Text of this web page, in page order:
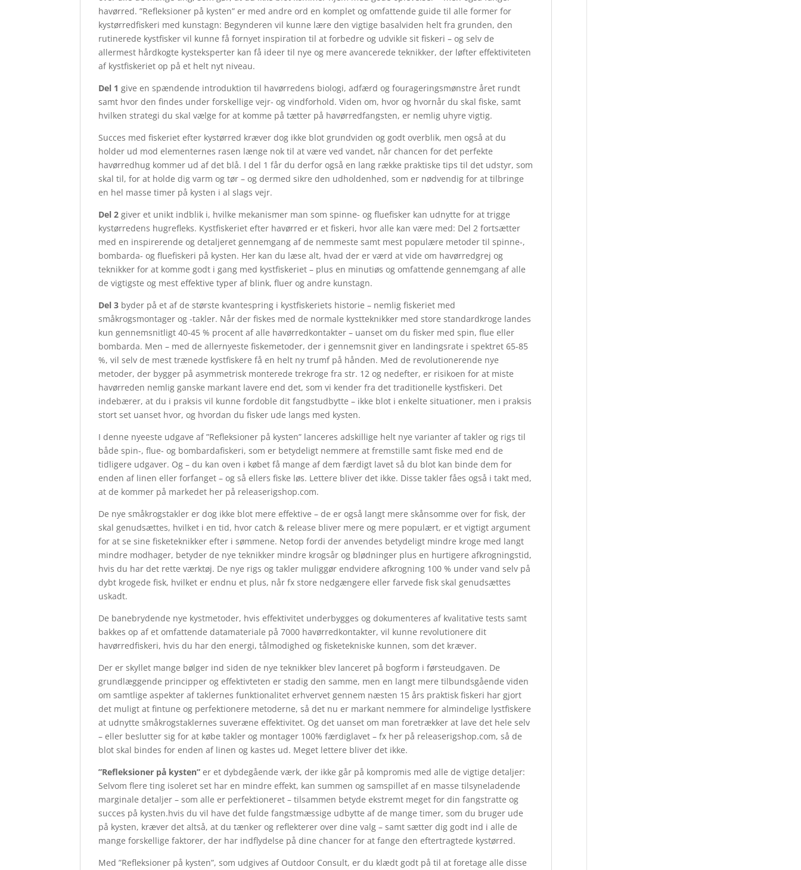
havørred. ”Refleksioner på kysten” er med andre ord en komplet og omfattende guide til alle former for
kystørredfiskeri med kunstagn: Begynderen vil kunne lære den vigtige basalviden helt fra grunden, den
rutinerede kystfisker vil kunne få fornyet inspiration til at forbedre og udvikle sit fiskeri – og selv de
allermest hårdkogte kysteksperter kan få ideer til nye og mere avancerede teknikker, der løfter effektiviteten
af kystfiskeriet op på et helt nyt niveau.
Del 1 give en spændende introduktion til havørredens biologi, adfærd og fourageringsmønstre året rundt
samt hvor den findes under forskellige vejr- og vindforhold. Viden om, hvor og hvornår du skal fiske, samt
hvilken strategi du skal vælge for at komme på tætter på havørredfangsten, er nemlig uhyre vigtig.
Succes med fiskeriet efter kystørred kræver dog ikke blot grundviden og godt overblik, men også at du
holder ud mod elementernes rasen længe nok til at være ved vandet, når chancen for det perfekte
havørredhug kommer ud af det blå. I del 1 får du derfor også en lang række praktiske tips til det udstyr, som
skal til, for at holde dig varm og tør – og dermed sikre den udholdenhed, som er nødvendig for at tilbringe
en hel masse timer på kysten i al slags vejr.
Del 2 giver et unikt indblik i, hvilke mekanismer man som spinne- og fluefisker kan udnytte for at trigge
kystørredens hugrefleks. Kystfiskeriet efter havørred er et fiskeri, hvor alle kan være med: Del 2 fortsætter
med en inspirerende og detaljeret gennemgang af de nemmeste samt mest populære metoder til spinne-,
bombarda- og fluefiskeri på kysten. Her kan du læse alt, hvad der er værd at vide om havørredgrej og
teknikker for at komme godt i gang med kystfiskeriet – plus en minutiøs og omfattende gennemgang af alle
de vigtigste og mest effektive typer af blink, fluer og andre kunstagn.
Del 3 byder på et af de største kvantespring i kystfiskeriets historie – nemlig fiskeriet med
småkrogsmontager og -takler. Når der fiskes med de normale kystteknikker med store standardkroge landes
kun gennemsnitligt 40-45 % procent af alle havørredkontakter – uanset om du fisker med spin, flue eller
bombarda. Men – med de allernyeste fiskemetoder, der i gennemsnit giver en landingsrate i spektret 65-85
%, vil selv de mest trænede kystfiskere få en helt ny trumf på hånden. Med de revolutionerende nye
metoder, der bygger på asymmetrisk monterede trekroge fra str. 12 og nedefter, er risikoen for at miste
havørreden nemlig ganske markant lavere end det, som vi kender fra det traditionelle kystfiskeri. Det
indebærer, at du i praksis vil kunne fordoble dit fangstudbytte – ikke blot i enkelte situationer, men i praksis
stort set uanset hvor, og hvordan du fisker ude langs med kysten.
I denne nyeeste udgave af ”Refleksioner på kysten” lanceres adskillige helt nye varianter af takler og rigs til
både spin-, flue- og bombardafiskeri, som er betydeligt nemmere at fremstille samt fiske med end de
tidligere udgaver. Og – du kan oven i købet få mange af dem færdigt lavet så du blot kan binde dem for
enden af linen eller forfanget – og så ellers fiske løs. Lettere bliver det ikke. Disse takler fåes også i takt med,
at de kommer på markedet her på releaserigshop.com.
De nye småkrogstakler er dog ikke blot mere effektive – de er også langt mere skånsomme over for fisk, der
skal genudsættes, hvilket i en tid, hvor catch & release bliver mere og mere populært, er et vigtigt argument
for at se sine fisketeknikker efter i sømmene. Netop fordi der anvendes betydeligt mindre kroge med langt
mindre modhager, betyder de nye teknikker mindre krogsår og blødninger plus en hurtigere afkrogningstid,
hvis du har det rette værktøj. De nye rigs og takler muliggør endvidere afkrogning 100 % under vand selv på
dybt krogede fisk, hvilket er endnu et plus, når fx store nedgængere eller farvede fisk skal genudsættes
uskadt.
De banebrydende nye kystmetoder, hvis effektivitet underbygges og dokumenteres af kvalitative tests samt
bakkes op af et omfattende datamateriale på 7000 havørredkontakter, vil kunne revolutionere dit
havørredfiskeri, hvis du har den energi, tålmodighed og fisketekniske kunnen, som det kræver.
Der er skyllet mange bølger ind siden de nye teknikker blev lanceret på bogform i førsteudgaven. De
grundlæggende principper og effektivteten er stadig den samme, men en langt mere tilbundsgående viden
om samtlige aspekter af taklernes funktionalitet erhvervet gennem næsten 15 års praktisk fiskeri har gjort
det muligt at fintune og perfektionere metoderne, så det nu er markant nemmere for almindelige lystfiskere
at udnytte småkrogstaklernes suveræne effektivitet. Og det uanset om man foretrækker at lave det hele selv
– eller beslutter sig for at købe takler og montager 100% færdiglavet – fx her på releaserigshop.com, så de
blot skal bindes for enden af linen og kastes ud. Meget lettere bliver det ikke.
”Refleksioner på kysten” er et dybdegående værk, der ikke går på kompromis med alle de vigtige detaljer:
Selvom flere ting isoleret set har en mindre effekt, kan summen og samspillet af en masse tilsyneladende
marginale detaljer – som alle er perfektioneret – tilsammen betyde ekstremt meget for din fangstratte og
succes på kysten.hvis du vil have det fulde fangstmæssige udbytte af de mange timer, som du bruger ude
på kysten, kræver det altså, at du tænker og reflekterer over dine valg – samt sætter dig godt ind i alle de
mange forskellige faktorer, der har indflydelse på dine chancer for at fange den eftertragtede kystørred.
Med ”Refleksioner på kysten”, som udgives af Outdoor Consult, er du klædt godt på til at foretage alle disse